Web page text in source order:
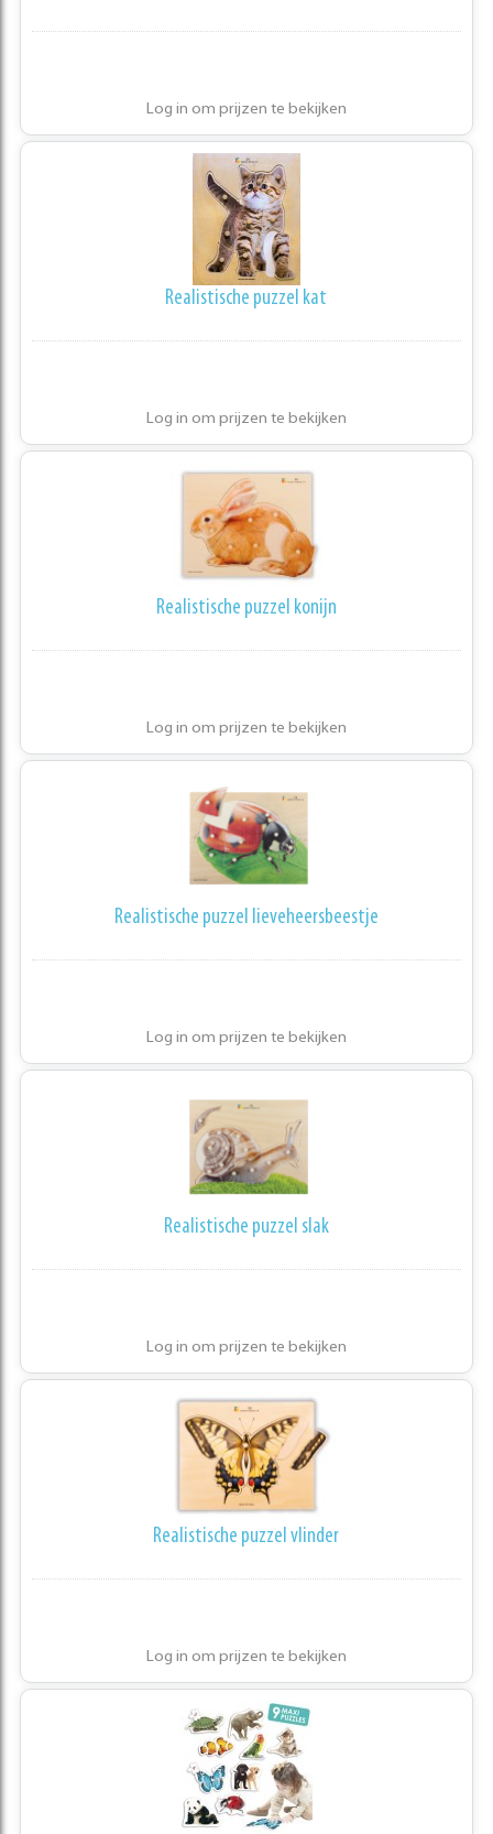
Log in om prijzen te bekijken
Realistische puzzel kat
Log in om prijzen te bekijken
Realistische puzzel konijn
Log in om prijzen te bekijken
Realistische puzzel lieveheersbeestje
Log in om prijzen te bekijken
Realistische puzzel slak
Log in om prijzen te bekijken
Realistische puzzel vlinder
Log in om prijzen te bekijken